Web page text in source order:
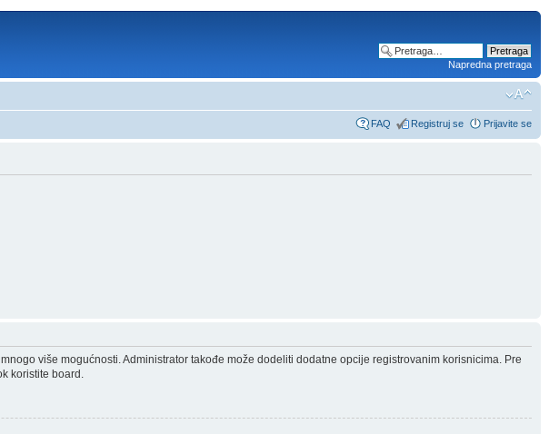
Napredna pretraga
FAQ Registruj se Prijavite se
više mogućnosti. Administrator takođe može dodeliti dodatne opcije registrovanim korisnicima. Pre
koristite board.